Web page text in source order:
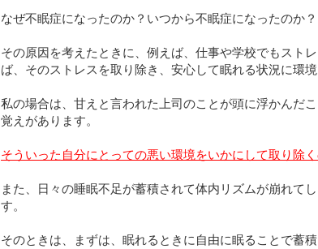
なぜ不眠症になったのか？いつから不眠症になったのか？
その原因を考えたときに、例えば、仕事や学校でもスト
ば、そのストレスを取り除き、安心して眠れる状況に環
私の場合は、甘えと言われた上司のことが頭に浮かんだ
覚えがあります。
そういった自分にとっての悪い環境をいかにして取り除く
また、日々の睡眠不足が蓄積されて体内リズムが崩れて
す。
そのときは、まずは、眠れるときに自由に眠ることで蓄